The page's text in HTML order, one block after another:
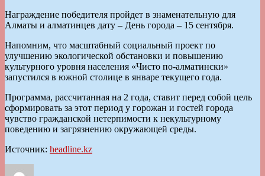
Награждение победителя пройдет в знаменательную для
Алматы и алматинцев дату – День города – 15 сентября.
Напомним, что масштабный социальный проект по
улучшению экологической обстановки и повышению
культурного уровня населения «Чисто по-алматински»
запустился в южной cтолице в январе текущего года.
Программа, рассчитанная на 2 года, ставит перед собой цель
сформировать за этот период у горожан и гостей города
чувство гражданской нетерпимости к некультурному
поведению и загрязнению окружающей среды.
Источник: headline.kz